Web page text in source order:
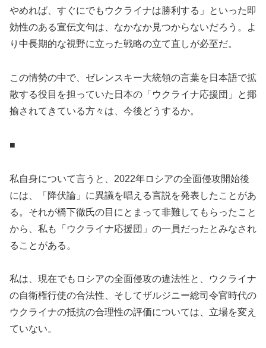
やめれば、すぐにでもウクライナは勝利する」といった即
効性のある宣伝文句は、なかなか見つからないだろう。よ
り中長期的な視野に立った戦略の立て直しが必至だ。
この情勢の中で、ゼレンスキー大統領の言葉を日本語で拡
散する役目を担っていた日本の「ウクライナ応援団」と揶
揄されてきている方々は、今後どうするか。
■
私自身について言うと、2022年ロシアの全面侵攻開始後
には、「降伏論」に異議を唱える言説を発表したことがあ
る。それが橋下徹氏の目にとまって非難してもらったこと
から、私も「ウクライナ応援団」の一員だったとみなされ
ることがある。
私は、現在でもロシアの全面侵攻の違法性と、ウクライナ
の自衛権行使の合法性、そしてザルジニー総司令官時代の
ウクライナの抵抗の合理性の評価については、立場を変え
ていない。